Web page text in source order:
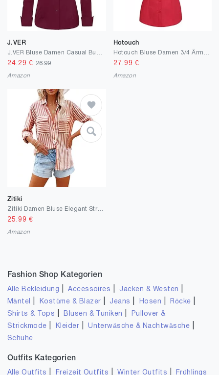
J.VER
24.29 €26.99
Amazon
Hotouch
27.99 €
Amazon
Zitiki
Zitiki Damen Bluse Elegant Streifenbluse V-Ausschnitt Lässig Hemd Langarm Stilvoll Shirt Büro Arbeit Tops mit Tasche
25.99 €
Amazon
Fashion Shop Kategorien
Alle Bekleidung |Accessoires Jacken & Westen
Mäntel Kostüme & Blazer Jeans Hosen Röcke
Shirts & Tops Blusen & Tuniken
Pullover &
Strickmode
Kleider |Unterwäsche & Nachtwäsche
Schuhe
Outfits Kategorien
Alle Outfits Freizeit Outfits |Winter Outfits
Frühlings